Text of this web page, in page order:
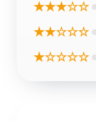
★★★☆☆
★★☆☆☆
★☆☆☆☆